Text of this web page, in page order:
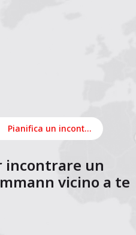
Pianifica un incontro online
incontrare un
vicino a te